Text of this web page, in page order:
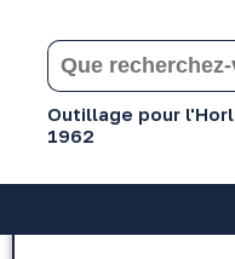
Outillage pour
1962